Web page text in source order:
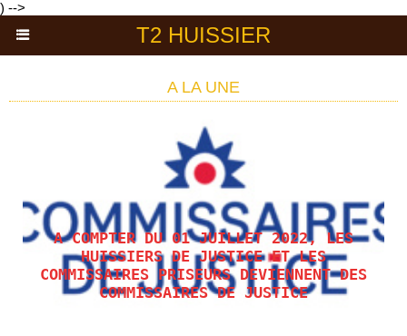
) -->
T2 HUISSIER
A LA UNE
A COMPTER DU 01 JUILLET 2022, LES
HUISSIERS DE JUSTICE ET LES
COMMISSAIRES PRISEURS DEVIENNENT DES
COMMISSAIRES DE JUSTICE